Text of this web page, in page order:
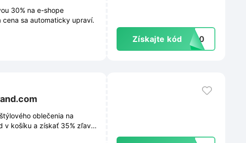
30% na e-shope
sa automaticky upraví.
Získajte kód ER30
oblečenia na
v košíku a získať 35% zľavu